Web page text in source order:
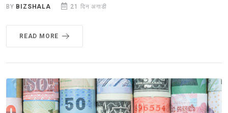
BY BIZSHALA 21 दिन अगाडी
READ MORE